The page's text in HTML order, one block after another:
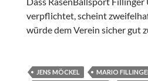
verpflichtet, scheint
würde dem Verein sicher gut
JENS MÖCKEL
MARIO